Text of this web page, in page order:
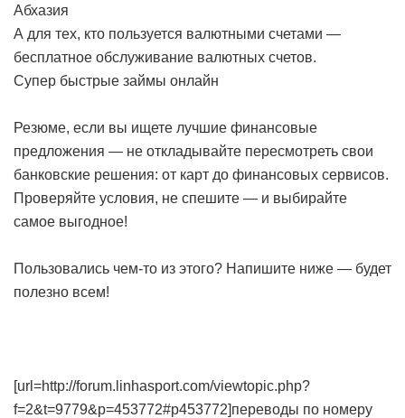
Абхазия
А для тех, кто пользуется валютными счетами —
бесплатное обслуживание валютных счетов.
Супер быстрые займы онлайн
Резюме, если вы ищете лучшие финансовые
предложения — не откладывайте пересмотреть свои
банковские решения: от карт до финансовых сервисов.
Проверяйте условия, не спешите — и выбирайте
самое выгодное!
Пользовались чем-то из этого? Напишите ниже — будет
полезно всем!
[url=http://forum.linhasport.com/viewtopic.php?
f=2&t=9779&p=453772#p453772]переводы по номеру